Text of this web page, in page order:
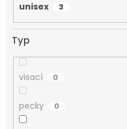
unisex 3
Typ
visací 0
pecky 0